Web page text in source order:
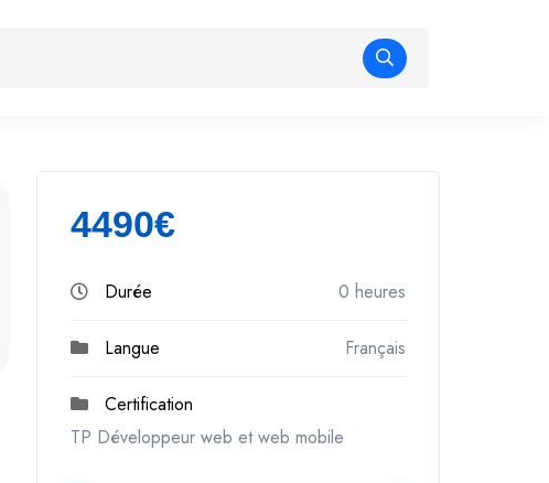
4490€
Durée 0 heures
Langue Français
Certification
TP Développeur web et web mobile